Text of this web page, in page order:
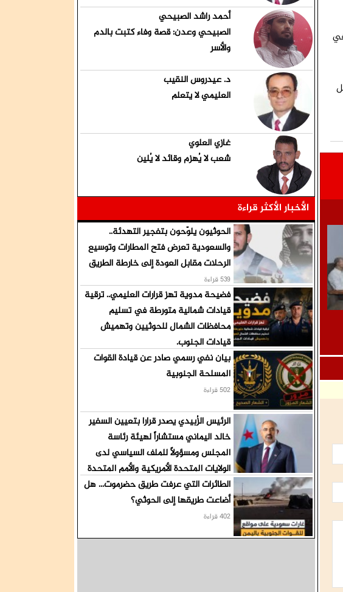
أحمد راشد الصبيحي
الصبيحي وعدن: قصة وفاء كتبت بالدم
والأسر
د. عيدروس النقيب
العليمي لا يتعلم
غازي العلوي
شعب لا يُهزم وقائد لا يُلين
الأخبار الأكثر قراءة
الحوثيون يلوّحون بتفجير التهدئة..
والسعودية تعرض فتح المطارات وتوسيع
الرحلات مقابل العودة إلى خارطة الطريق
539 قراءة
فضيحة مدوية تهز قرارات العليمي.. ترقية
قيادات شمالية متورطة في تسليم
محافظات الشمال للحوثيين وتهميش
قيادات الجنوب.
536 قراءة
بيان نفي رسمي صادر عن قيادة القوات
المسلحة الجنوبية
502 قراءة
الرئيس الزُبيدي يصدر قرارا بتعيين السفير
خالد اليماني مستشاراً لهيئة رئاسة
المجلس ومسؤولاً للملف السياسي لدى
الولايات المتحدة الأمريكية والأمم المتحدة
426 قراءة
الطائرات التي عرفت طريق حضرموت... هل
أضاعت طريقها إلى الحوثي؟
402 قراءة